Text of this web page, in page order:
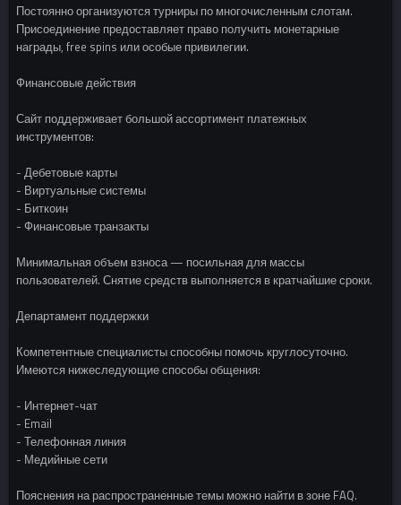
Постоянно организуются турниры по многочисленным слотам.
Присоединение предоставляет право получить монетарные
награды, free spins или особые привилегии.
Финансовые действия
Сайт поддерживает большой ассортимент платежных
инструментов:
- Дебетовые карты
- Виртуальные системы
- Биткоин
- Финансовые транзакты
Минимальная объем взноса — посильная для массы
пользователей. Снятие средств выполняется в кратчайшие сроки.
Департамент поддержки
Компетентные специалисты способны помочь круглосуточно.
Имеются нижеследующие способы общения:
- Интернет-чат
- Email
- Телефонная линия
- Медийные сети
Пояснения на распространенные темы можно найти в зоне FAQ.